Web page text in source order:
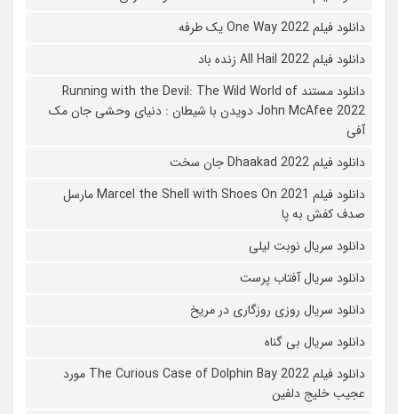
دانلود فیلم One Way 2022 یک طرفه
دانلود فیلم All Hail 2022 زنده باد
دانلود مستند Running with the Devil: The Wild World of
John McAfee 2022 دویدن با شیطان : دنیای وحشی جان مک
آفی
دانلود فیلم Dhaakad 2022 جان سخت
دانلود فیلم Marcel the Shell with Shoes On 2021 مارسل
صدف کفش به پا
دانلود سریال نوبت لیلی
دانلود سریال آفتاب پرست
دانلود سریال روزی روزگاری در مریخ
دانلود سریال بی گناه
دانلود فیلم The Curious Case of Dolphin Bay 2022 مورد
عجیب خلیج دلفین